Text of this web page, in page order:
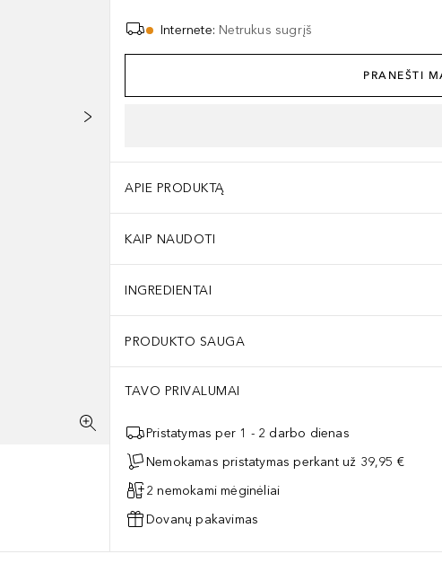
Internete: Netrukus sugrįš
PRANEŠTI
APIE PRODUKTĄ
KAIP NAUDOTI
INGREDIENTAI
PRODUKTO SAUGA
TAVO PRIVALUMAI
Pristatymas per 1 - 2 darbo dienas
Nemokamas pristatymas perkant už 39,95 €
2 nemokami mėginėliai
Dovanų pakavimas